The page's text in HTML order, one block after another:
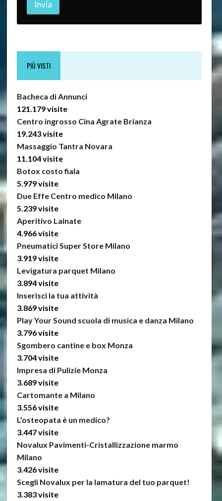
Invia
PIÙ VISTI
Bacheca di Annunci
121.179 visite
Centro ingrosso Cina Agrate Brianza
19.243 visite
Massaggio Tantra Novara
11.104 visite
Botox costo fiala
5.979 visite
Due Effe Centro medico Milano
5.239 visite
Aperitivo Lainate
4.966 visite
Pneumatici Super Store Milano
3.919 visite
Levigatura parquet Milano
3.894 visite
Inserisci la tua attività
3.869 visite
Play Your Sound scuola di musica e danza Milano
3.796 visite
Sgombero cantine e box Monza
3.704 visite
Impresa di Pulizie Monza
3.689 visite
Cartomante a Milano
3.556 visite
L’osteopata è un medico?
3.447 visite
Novalux Pavimenti-Cristallizzazione marmo
Milano
3.426 visite
Scegli Novalux per la lamatura del tuo parquet!
3.383 visite